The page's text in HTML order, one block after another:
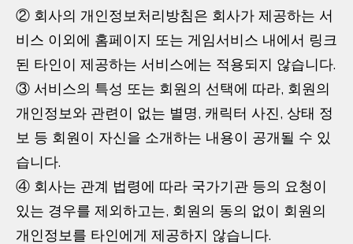
② 회사의 개인정보처리방침은 회사가 제공하는 서
비스 이외에 홈페이지 또는 게임서비스 내에서 링크
된 타인이 제공하는 서비스에는 적용되지 않습니다.
③ 서비스의 특성 또는 회원의 선택에 따라, 회원의
개인정보와 관련이 없는 별명, 캐릭터 사진, 상태 정
보 등 회원이 자신을 소개하는 내용이 공개될 수 있
습니다.
④ 회사는 관계 법령에 따라 국가기관 등의 요청이
있는 경우를 제외하고는, 회원의 동의 없이 회원의
개인정보를 타인에게 제공하지 않습니다.